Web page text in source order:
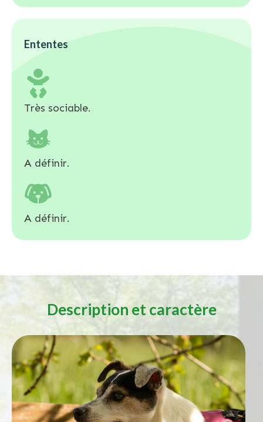
Ententes
Très sociable.
A définir.
A définir.
Description et caractère